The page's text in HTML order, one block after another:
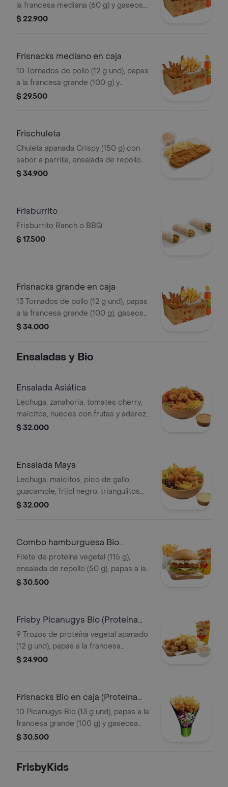
la francesa mediana (60 g) y gaseosa
(470 ml)
$ 22.900
Frisnacks mediano en caja
10 Tornados de pollo (12 g und), papas
a la francesa grande (100 g) y
gaseosa (470 ml)
$ 29.500
Frischuleta
Chuleta apanada Crispy (150 g) con
sabor a parrilla, ensalada de repollo
personal (145 g) y papas a la francesa
$ 34.900
Frisburrito
Frisburrito Ranch o BBQ
$ 17.500
Frisnacks grande en caja
13 Tornados de pollo (12 g und), papas
a la francesa grande (100 g), gaseosa
(470 ml)
$ 34.000
Ensaladas y Bio
Ensalada Asiática
Lechuga, zanahoria, tomates cherry,
maicitos, nueces con frutas y aderezo
sésamo. Elige tu proteína entre
$ 32.000
Ensalada Maya
Lechuga, maicitos, pico de gallo,
guacamole, frijol negro, triangulitos
de maíz y aderezo mexicano. Elige tu
$ 32.000
Combo hamburguesa Bio
(Proteína Vegetal)
Filete de proteína vegetal (115 g),
ensalada de repollo (50 g), papas a la
francesa mediana (60 g) y gaseosa
$ 30.500
Frisby Picanugys Bio (Proteína
Vegetal)
9 Trozos de proteína vegetal apanado
(12 g und), papas a la francesa
mediana (60 g), ensalada de repollo
$ 24.900
Frisnacks Bio en caja (Proteína
Vegetal)
10 Picanugys Bio (13 g und), papas a la
francesa grande (100 g) y gaseosa
(470 ml)
$ 30.500
FrisbyKids